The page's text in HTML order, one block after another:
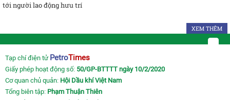
tới người lao động hưu trí
XEM THÊM
Tạp chí điện tử PetroTimes
Giấy phép hoạt động số: 50/GP-BTTTT ngày 10/2/2020
Cơ quan chủ quản: Hội Dầu khí Việt Nam
Tổng biên tập: Phạm Thuận Thiên